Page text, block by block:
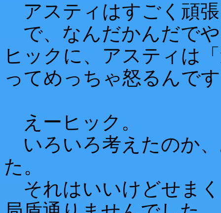
アスティはすごく頑
で、なんだかんだで
ヒックに、アスティは
ってめっちゃ怒るんで
えーヒック。
いろいろ考えたのか
た。
それはいいけどせま